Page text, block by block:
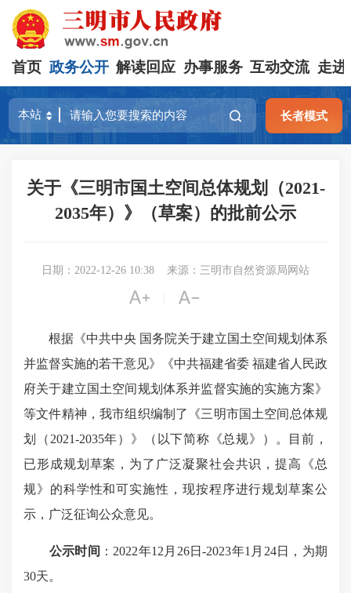
首页 政务公开 解读回应 办事服务 互动交流 走进
长者模式
关于《三明市国土空间总体规划（2021-
2035年）》（草案）的批前公示
日期：2022-12-26 10:38 来源：三明市自然资源局网站
 
根据《中共中央 国务院关于建立国土空间规划体系
并监督实施的若干意见》《中共福建省委 福建省人民政
府关于建立国土空间规划体系并监督实施的实施方案》
等文件精神，我市组织编制了《三明市国土空间总体规
划（2021-2035年）》（以下简称《总规》）。目前，
已形成规划草案，为了广泛凝聚社会共识，提高《总
规》的科学性和可实施性，现按程序进行规划草案公
示，广泛征询公众意见。
公示时间 ：2022年12月26日-2023年1月24日，为期
30天。